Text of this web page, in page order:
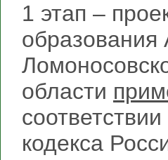
1 этап –
образования
области
кодекса